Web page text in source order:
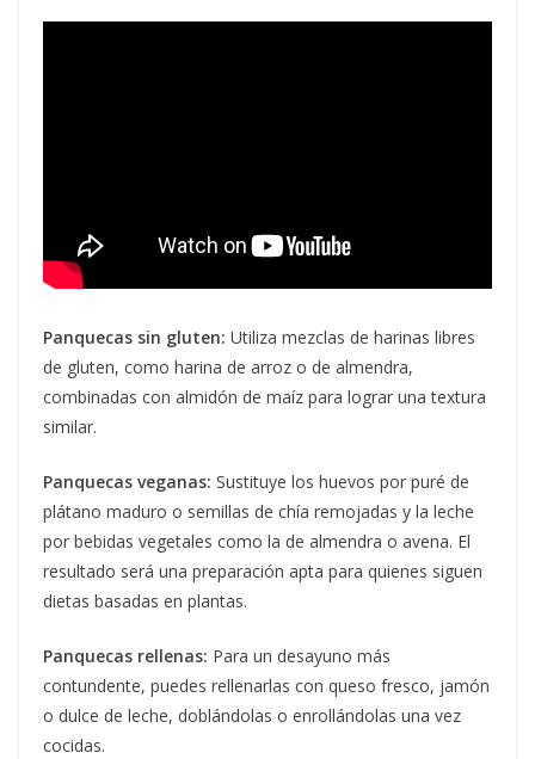
Panquecas sin gluten: Utiliza mezclas de harinas libres
de gluten, como harina de arroz o de almendra,
combinadas con almidón de maíz para lograr una textura
similar.
Panquecas veganas: Sustituye los huevos por puré de
plátano maduro o semillas de chía remojadas y la leche
por bebidas vegetales como la de almendra o avena. El
resultado será una preparación apta para quienes siguen
dietas basadas en plantas.
Panquecas rellenas: Para un desayuno más
contundente, puedes rellenarlas con queso fresco, jamón
o dulce de leche, doblándolas o enrollándolas una vez
cocidas.